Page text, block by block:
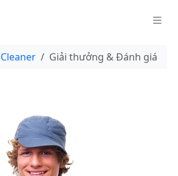
Giải thưởng & Đánh giá